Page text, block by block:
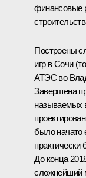
финансовые
Построены
игр в Сочи
АТЭС во
Завершена
называемых
было начато
практически
До конца
сложнейший